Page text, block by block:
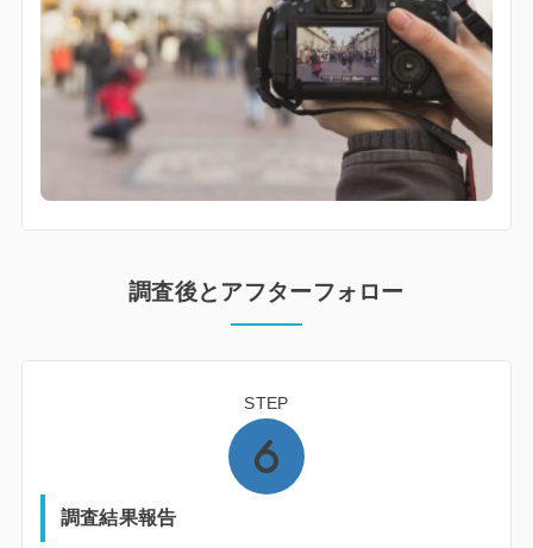
調査後とアフターフォロー
STEP
調査結果報告